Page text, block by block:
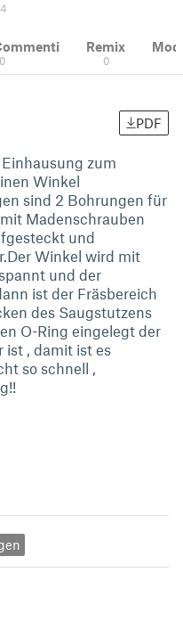
0
Remix
0
PDF
zum
Winkel
sind 2 Bohrungen für
Madenschrauben
und
Winkel wird mit
und der
ist der Fräsbereich
des Saugstutzens
O-Ring eingelegt der
ist , damit ist es
so schnell ,